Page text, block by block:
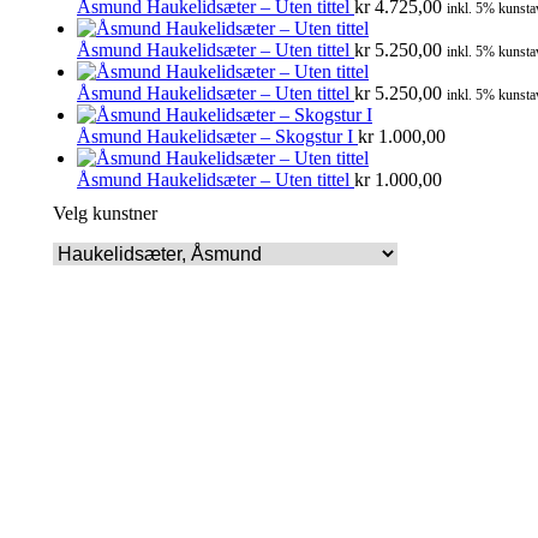
Velg kunstner
Åsmund Haukelidsæter – Uten tittel kr4.725,00 inkl. 5%
Åsmund Haukelidsæter – Uten tittel kr5.250,00 inkl. 5%
Åsmund Haukelidsæter – Uten tittel kr5.250,00 inkl. 5%
Åsmund Haukelidsæter – Skogstur I kr1.000,00
Åsmund Haukelidsæter – Uten tittel kr1.000,00